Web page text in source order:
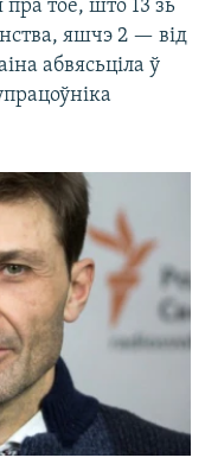
тое, што 13 зь
яшчэ 2 — від
абвясьціла ў